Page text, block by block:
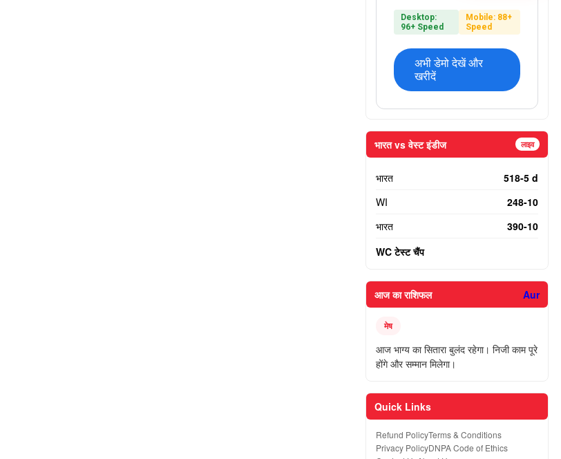
Desktop:
96+ Speed
Mobile: 88+
Speed
अभी डेमो देखें और
खरीदें
भारत vs वेस्ट इंडीज लाइव
भारत
518-5 d
WI
248-10
भारत
390-10
WC टेस्ट चैंप
आज का राशिफल Aur
मेष
आज भाग्य का सितारा बुलंद रहेगा। निजी काम पूरे
होंगे और सम्मान मिलेगा।
Quick Links
Refund PolicyTerms & Conditions
Privacy PolicyDNPA Code of Ethics